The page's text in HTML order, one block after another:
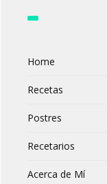
Home
Recetas
Postres
Recetarios
Acerca de Mí